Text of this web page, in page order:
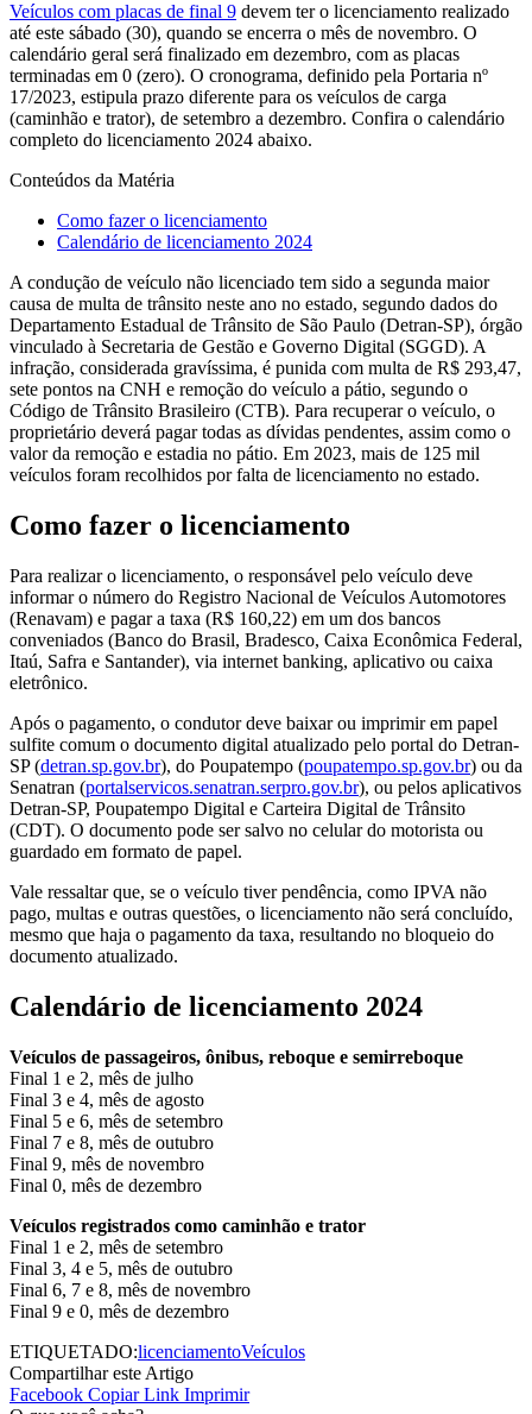
Veículos com placas de final 9 devem ter o licenciamento realizado
até este sábado (30), quando se encerra o mês de novembro. O
calendário geral será finalizado em dezembro, com as placas
terminadas em 0 (zero). O cronograma, definido pela Portaria nº
17/2023, estipula prazo diferente para os veículos de carga
(caminhão e trator), de setembro a dezembro. Confira o calendário
completo do licenciamento 2024 abaixo.
Conteúdos da Matéria
Como fazer o licenciamento
Calendário de licenciamento 2024
A condução de veículo não licenciado tem sido a segunda maior
causa de multa de trânsito neste ano no estado, segundo dados do
Departamento Estadual de Trânsito de São Paulo (Detran-SP), órgão
vinculado à Secretaria de Gestão e Governo Digital (SGGD). A
infração, considerada gravíssima, é punida com multa de R$ 293,47,
sete pontos na CNH e remoção do veículo a pátio, segundo o
Código de Trânsito Brasileiro (CTB). Para recuperar o veículo, o
proprietário deverá pagar todas as dívidas pendentes, assim como o
valor da remoção e estadia no pátio. Em 2023, mais de 125 mil
veículos foram recolhidos por falta de licenciamento no estado.
Como fazer o licenciamento
Para realizar o licenciamento, o responsável pelo veículo deve
informar o número do Registro Nacional de Veículos Automotores
(Renavam) e pagar a taxa (R$ 160,22) em um dos bancos
conveniados (Banco do Brasil, Bradesco, Caixa Econômica Federal,
Itaú, Safra e Santander), via internet banking, aplicativo ou caixa
eletrônico.
Após o pagamento, o condutor deve baixar ou imprimir em papel
sulfite comum o documento digital atualizado pelo portal do Detran-
SP (detran.sp.gov.br), do Poupatempo (poupatempo.sp.gov.br) ou da
Senatran (portalservicos.senatran.serpro.gov.br), ou pelos aplicativos
Detran-SP, Poupatempo Digital e Carteira Digital de Trânsito
(CDT). O documento pode ser salvo no celular do motorista ou
guardado em formato de papel.
Vale ressaltar que, se o veículo tiver pendência, como IPVA não
pago, multas e outras questões, o licenciamento não será concluído,
mesmo que haja o pagamento da taxa, resultando no bloqueio do
documento atualizado.
Calendário de licenciamento 2024
Veículos de passageiros, ônibus, reboque e semirreboque
Final 1 e 2, mês de julho
Final 3 e 4, mês de agosto
Final 5 e 6, mês de setembro
Final 7 e 8, mês de outubro
Final 9, mês de novembro
Final 0, mês de dezembro
Veículos registrados como caminhão e trator
Final 1 e 2, mês de setembro
Final 3, 4 e 5, mês de outubro
Final 6, 7 e 8, mês de novembro
Final 9 e 0, mês de dezembro
ETIQUETADO:licenciamentoVeículos
Compartilhar este Artigo
Facebook Copiar Link Imprimir